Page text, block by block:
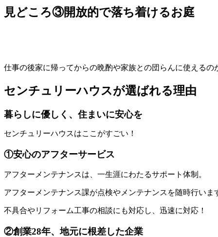
見どころ③開放的で落ち着けるお庭
仕事の後家に帰ってからの晩酌や家族との団らんに使えるの
センチュリーハウスが選ばれる理由
暮らしに優しく、住まいに安心を
センチュリーハウスはここがすごい！
①安心のアフターサービス
アフターメンテナンスは、一生涯にわたるサポート体制。
アフターメンテナンス課が点検やメンテナンスを随時行いま
不具合やリフォーム工事の相談にも対応し、迅速に対応！
②創業28年、地元に根差した企業